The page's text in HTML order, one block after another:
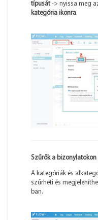
típusát-> nyissa meg
kategória ikonra.
Szűrők a
A kategóriák és
szűrheti és
ban.